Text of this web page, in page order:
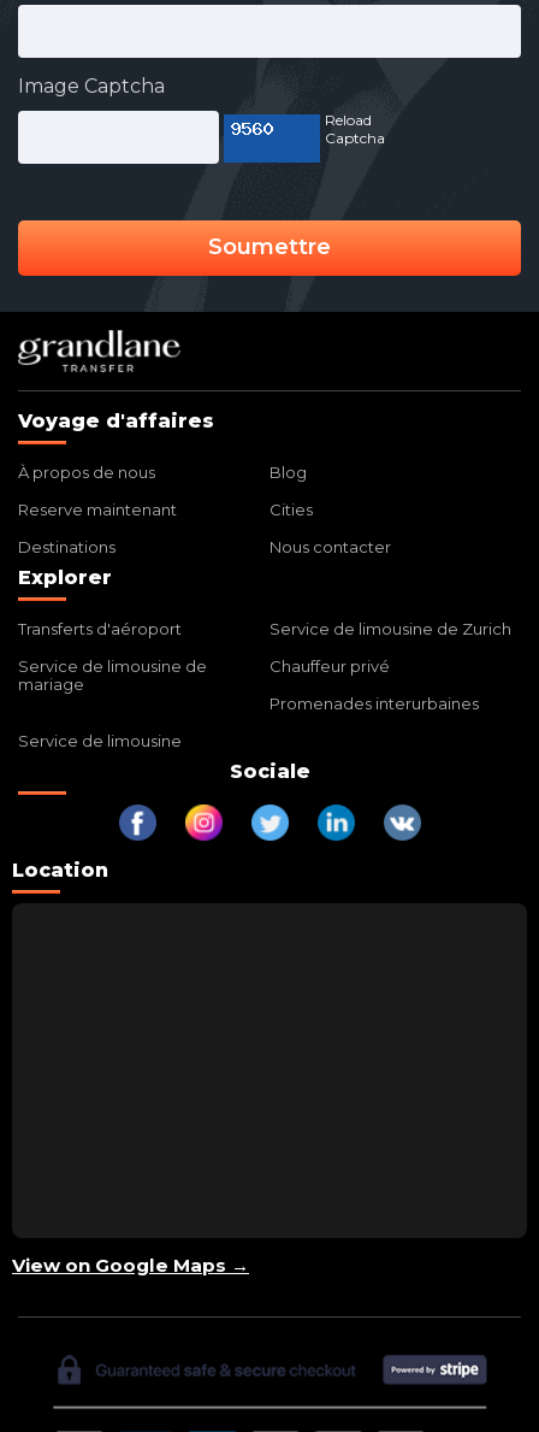
Image Captcha
Reload
Captcha
Soumettre
Voyage d'affaires
À propos de nous
Blog
Reserve maintenant
Cities
Destinations
Nous contacter
Explorer
Transferts d'aéroport
Service de limousine de Zurich
Service de limousine de
mariage
Chauffeur privé
Promenades interurbaines
Service de limousine
Sociale
Location
View on Google Maps →